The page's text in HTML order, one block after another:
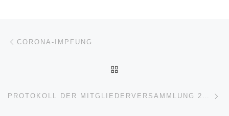
Beitragsnavigation
CORONA-IMPFUNG
PROTOKOLL DER MITGLIEDERVERSAMMLUNG 2021